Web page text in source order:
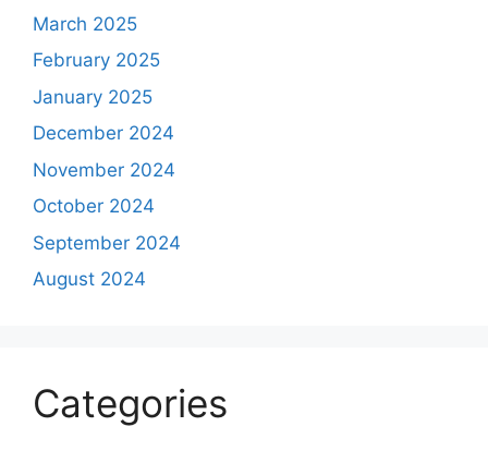
March 2025
February 2025
January 2025
December 2024
November 2024
October 2024
September 2024
August 2024
Categories